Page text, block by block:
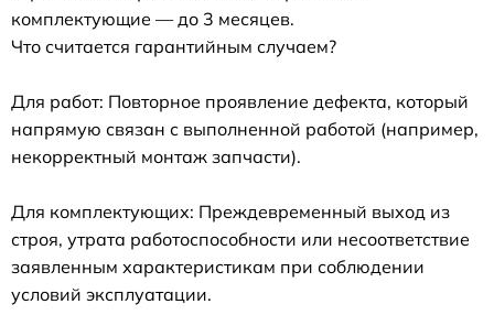
комплектующие — до 3 месяцев.
Что считается гарантийным случаем?
Для работ: Повторное проявление дефекта, который
напрямую связан с выполненной работой (например,
некорректный монтаж запчасти).
Для комплектующих: Преждевременный выход из
строя, утрата работоспособности или несоответствие
заявленным характеристикам при соблюдении
условий эксплуатации.